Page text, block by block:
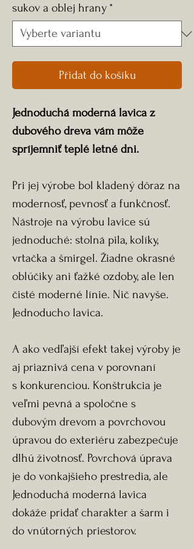
sukov a oblej hrany *
Přidat do košíku
Jednoduchá moderná lavica z
dubového dreva vám môže
spríjemniť teplé letné dni.
Pri jej výrobe bol kladený dôraz na
modernosť, pevnosť a funkčnosť.
Nástroje na výrobu lavice sú
jednoduché: stolná pila, kolíky,
vrtačka a šmirgel. Žiadne okrasné
oblúčiky ani ťažké ozdoby, ale len
čisté moderné línie. Nič navyše.
Jednoducho lavica.
A ako vedľajší efekt takej výroby je
aj priaznivá cena v porovnaní
s konkurenciou. Konštrukcia je
veľmi pevná a spoločne s
dubovým drevom a povrchovou
úpravou do exteriéru zabezpečuje
dlhú životnosť. Povrchová úprava
je do vonkajšieho prestredia, ale
Jednoduchá moderná lavica
dokáže pridať charakter a šarm i
do vnútorných priestorov.